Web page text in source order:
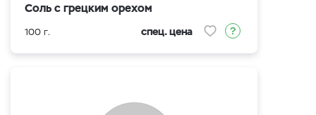
Соль с грецким орехом
100 г. спец. цена